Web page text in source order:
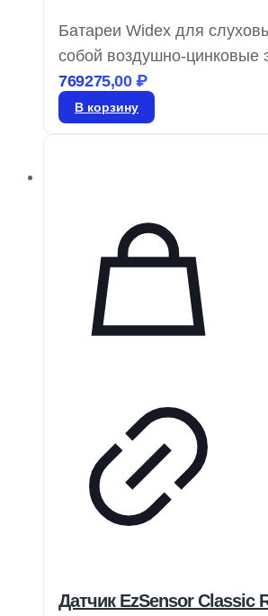
Батареи Widex для
собой воздушно-цинковые
активации батареи
в слуховой аппарат.
769275,00₽
В корзину
Датчик EzSensor